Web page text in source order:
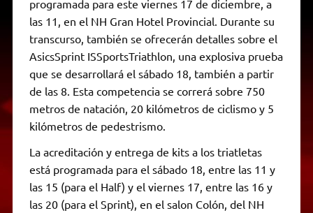
programada para este viernes 17 de diciembre, a
las 11, en el NH Gran Hotel Provincial. Durante su
transcurso, también se ofrecerán detalles sobre el
AsicsSprint ISSportsTriathlon, una explosiva prueba
que se desarrollará el sábado 18, también a partir
de las 8. Esta competencia se correrá sobre 750
metros de natación, 20 kilómetros de ciclismo y 5
kilómetros de pedestrismo.
La acreditación y entrega de kits a los triatletas
está programada para el sábado 18, entre las 11 y
las 15 (para el Half) y el viernes 17, entre las 16 y
las 20 (para el Sprint), en el salon Colón, del NH